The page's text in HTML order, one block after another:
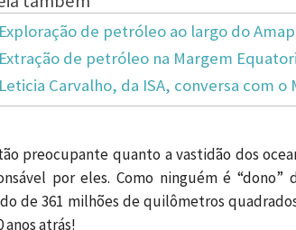
Exploração de petróleo ao largo do
Extração de petróleo na Margem
Leticia Carvalho, da ISA, conversa com o
preocupante quanto a vastidão dos
por eles. Como ninguém é “dono”
de 361 milhões de quilômetros
anos atrás!